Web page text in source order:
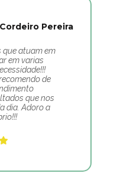
Pereira
que atuam em
em varias
de
que nos
dia. Adoro a